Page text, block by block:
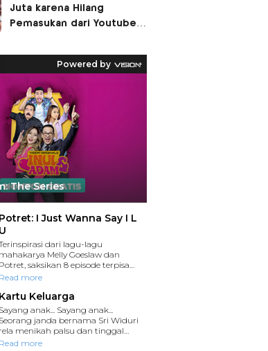
Juta karena Hilang
Pemasukan dari Youtube
Reaksi Polda Metro